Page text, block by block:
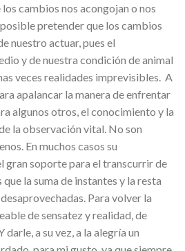
cambios nos acongojan o nos
pretender que los cambios
nuestro actuar, pues el
y de nuestra condición de animal
veces realidades imprevisibles. A
apalancar la manera de enfrentar
algunos otros, el conocimiento y la
la observación vital. No son
En muchos casos su
gran soporte para el transcurrir de
que la suma de instantes y la resta
Para volver la
de sensatez y realidad, de
a su vez, a la alegría un